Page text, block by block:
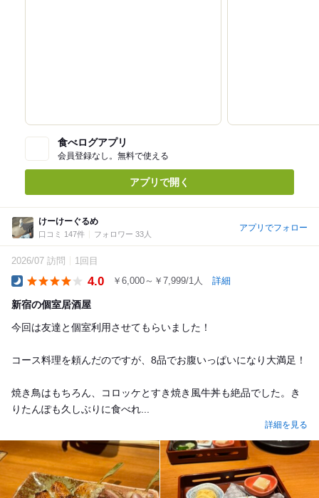
食べログアプリ
会員登録なし。無料で使える
アプリで開く
けーけーぐるめ
口コミ 147件 フォロワー 33人
アプリでフォロー
2026/07 訪問 1回目
4.0 ￥6,000～￥7,999/1人 詳細
新宿の個室居酒屋
今回は友達と個室利用させてもらいました！
コース料理を頼んだのですが、8品でお腹いっぱいになり大満足！
焼き鳥はもちろん、コロッケとすき焼き風牛丼も絶品でした。き
りたんぽも久しぶりに食べれ...
詳細を見る